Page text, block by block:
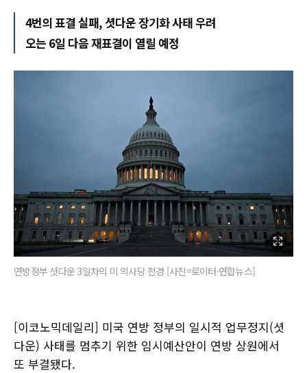
4번의 표결 실패, 셧다운 장기화 사태 우려
오는 6일 다음 재표결이 열릴 예정
연방정부 셧다운 3일차의 미 의사당 전경 [사진=로이터·연합뉴스]
[이코노믹데일리] 미국 연방 정부의 일시적 업무정지(셧
다운) 사태를 멈추기 위한 임시예산안이 연방 상원에서
또 부결됐다.